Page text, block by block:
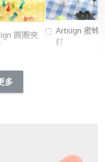
圓圈夾
Artsign 蜜蜂
釘
多